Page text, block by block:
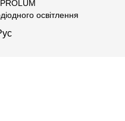
освітлення